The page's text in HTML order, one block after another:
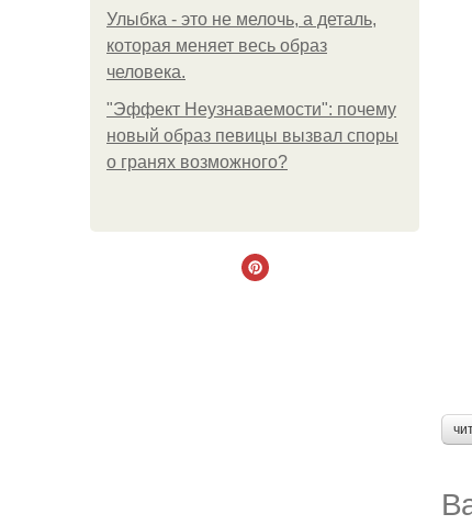
Улыбка - это не мелочь, а деталь,
которая меняет весь образ
человека.
"Эффект Неузнаваемости": почему
новый образ певицы вызвал споры
о гранях возможного?